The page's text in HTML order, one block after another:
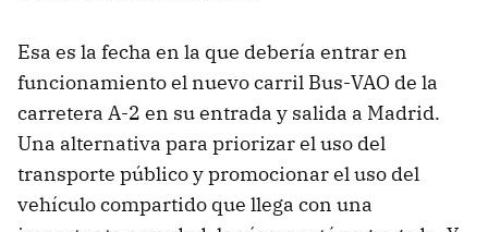
Esa es la fecha en la que debería entrar en
funcionamiento el nuevo carril Bus-VAO de la
carretera A-2 en su entrada y salida a Madrid.
Una alternativa para priorizar el uso del
transporte público y promocionar el uso del
vehículo compartido que llega con una